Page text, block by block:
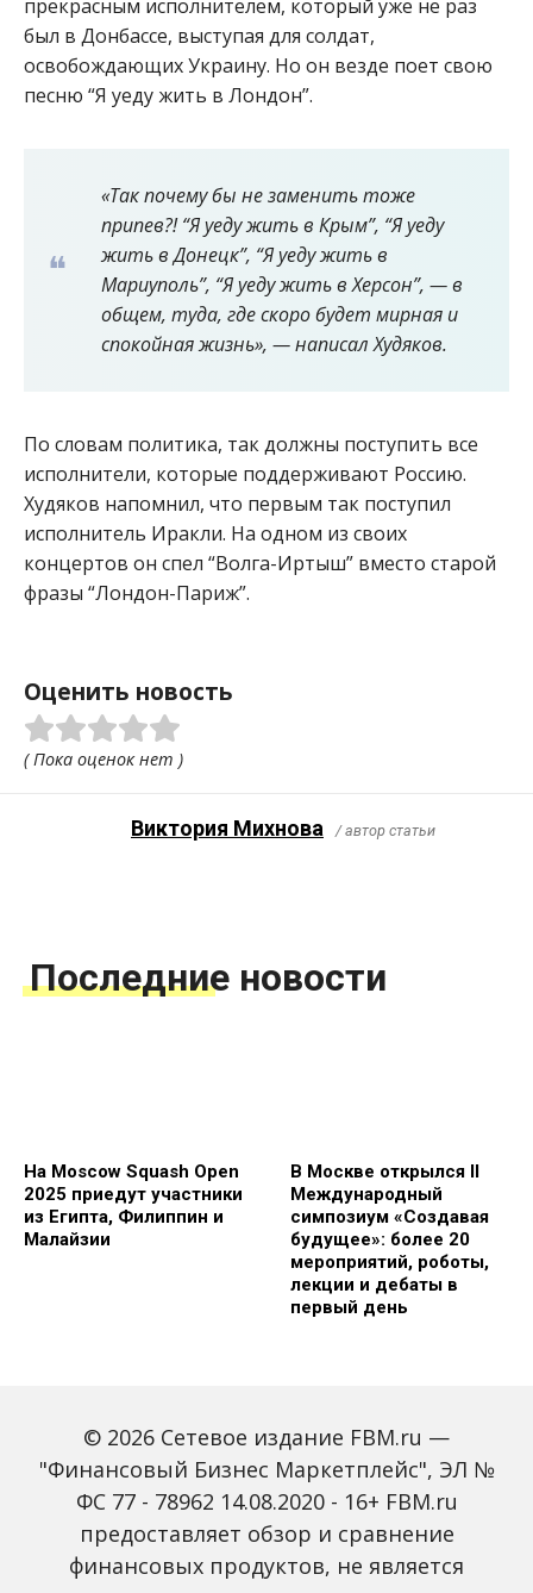
прекрасным исполнителем, который уже не раз
был в Донбассе, выступая для солдат,
освобождающих Украину. Но он везде поет свою
песню “Я уеду жить в Лондон”.
«Так почему бы не заменить тоже
припев?! “Я уеду жить в Крым”, “Я уеду
жить в Донецк”, “Я уеду жить в
Мариуполь”, “Я уеду жить в Херсон”, — в
общем, туда, где скоро будет мирная и
спокойная жизнь», — написал Худяков.
По словам политика, так должны поступить все
исполнители, которые поддерживают Россию.
Худяков напомнил, что первым так поступил
исполнитель Иракли. На одном из своих
концертов он спел “Волга-Иртыш” вместо старой
фразы “Лондон-Париж”.
Оценить новость
( Пока оценок нет )
Виктория Михнова / автор статьи
Последние новости
На Moscow Squash Open
2025 приедут участники
из Египта, Филиппин и
Малайзии
В Москве открылся II
Международный
симпозиум «Создавая
будущее»: более 20
мероприятий, роботы,
лекции и дебаты в
первый день
Зарплаты вырастут,
банки включат защиту
от мошенников: какие
Россиян предупредили
мошенников на фоне
© 2026 Сетевое издание FBM.ru —
"Финансовый Бизнес Маркетплейс", ЭЛ №
ФС 77 - 78962 14.08.2020 - 16+ FBM.ru
предоставляет обзор и сравнение
финансовых продуктов, не является